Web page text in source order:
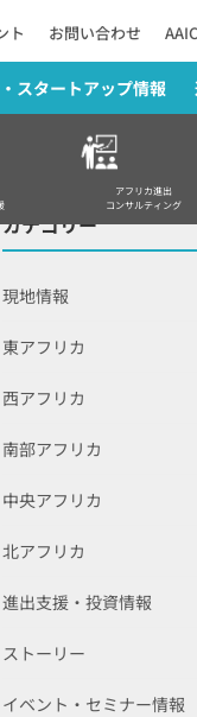
ト お問い合わせ
スタートアップ情報
アフリカ進出
コンサルティング
カテゴリー
現地情報
東アフリカ
西アフリカ
南部アフリカ
中央アフリカ
北アフリカ
進出支援・投資情報
ストーリー
イベント・セミナー情報